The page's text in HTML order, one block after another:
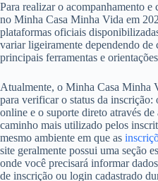
Para realizar o acompanhamento e
no Minha Casa Minha Vida em
plataformas oficiais
variar ligeiramente dependendo de
principais ferramentas e
Atualmente, o Minha Casa Minha
para verificar o status da
online e o suporte direto através
caminho mais utilizado pelos
mesmo ambiente em que as
site geralmente possui uma seção
onde você precisará informar
de inscrição ou login cadastrado